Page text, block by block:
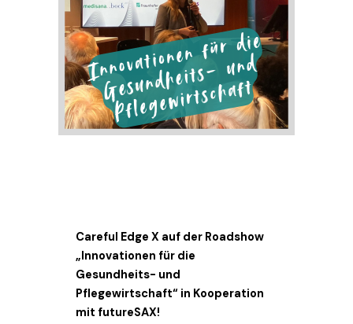
Careful Edge X auf der Roadshow
„Innovationen für die
Gesundheits- und
Pflegewirtschaft“ in Kooperation
mit futureSAX!